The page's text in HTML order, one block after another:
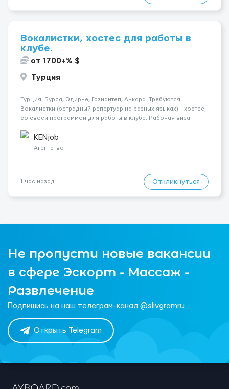
Вокалистки, хостес для работы в
клубе.
от 1700+% $
Турция
Турция: Бурса, Эдирне, Газиантеп, Анкара. Требуются:
Вокалистки (эстрадный репертуар на разных языках) + хостеc,
со своей программой для работы в клубе. Рабочая виза.
одного до трех месяцев. Мед. страховка. Высокая зарплат...
KENjob
Агентство
1 час назад Откликнуться
Не пропусти новые вакансии
в сфере Эскорт - Массаж -
Развлечение
Подпишись на наш телеграм-канал @slivgramru
Открыть Telegram